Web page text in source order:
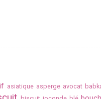
asiatique asperge avocat